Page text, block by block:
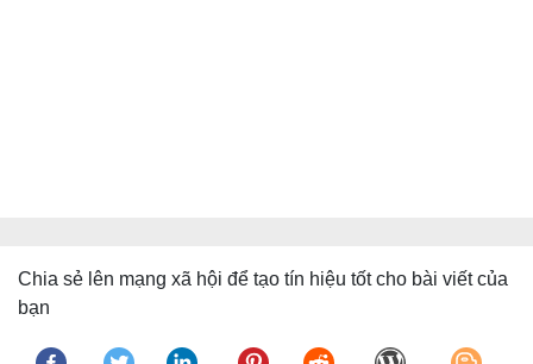
Chia sẻ lên mạng xã hội để tạo tín hiệu tốt cho bài viết của
bạn